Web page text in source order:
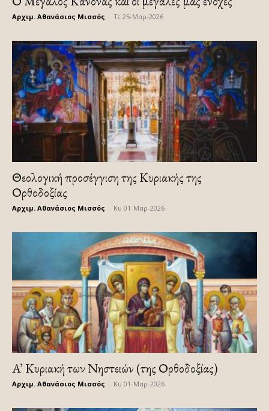
Αρχιμ. Αθανάσιος Μισσός Τε 25-Μαρ-2026
Θεολογική προσέγγιση της Κυριακής της
Ορθοδοξίας
Αρχιμ. Αθανάσιος Μισσός Κυ 01-Μαρ-2026
A’ Κυριακή των Νηστειών (της Ορθοδοξίας)
Αρχιμ. Αθανάσιος Μισσός Κυ 01-Μαρ-2026